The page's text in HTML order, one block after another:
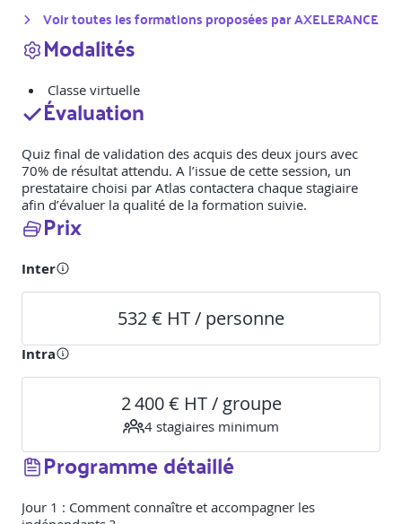
Voir toutes les formations proposées parAXELERANCE
Modalités
Classe virtuelle
Évaluation
Quiz final de validation des acquis des deux jours avec
70% de résultat attendu. A l’issue de cette session, un
prestataire choisi par Atlas contactera chaque stagiaire
afin d’évaluer la qualité de la formation suivie.
Prix
Inter
532 € HT / personne
Intra
2 400 € HT / groupe
4 stagiaires minimum
Programme détaillé
Jour 1 : Comment connaître et accompagner les